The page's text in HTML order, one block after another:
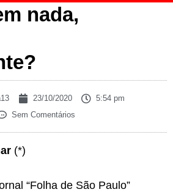
nada,
23/10/2020
5:54 pm
Sem Comentários
(*)
“Folha de São Paulo”